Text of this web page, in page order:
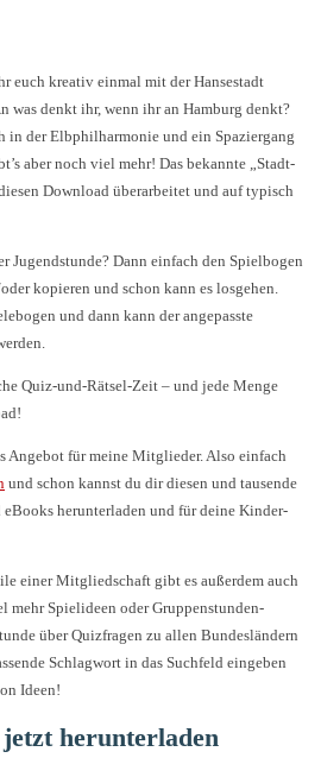
euch kreativ einmal mit der Hansestadt
was denkt ihr, wenn ihr an Hamburg denkt?
in der Elbphilharmonie und ein Spaziergang
aber noch viel mehr! Das bekannte „Stadt-
Download überarbeitet und auf typisch
Dann einfach den Spielbogen
kopieren und schon kann es losgehen.
und dann kann der angepasste
Quiz-und-Rätsel-Zeit – und jede Menge
Angebot für meine Mitglieder. Also einfach
und schon kannst du dir diesen und tausende
herunterladen und für deine Kinder-
einer Mitgliedschaft gibt es außerdem auch
Spielideen oder Gruppenstunden-
über Quizfragen zu allen Bundesländern
Schlagwort in das Suchfeld eingeben
Ideen!
herunterladen